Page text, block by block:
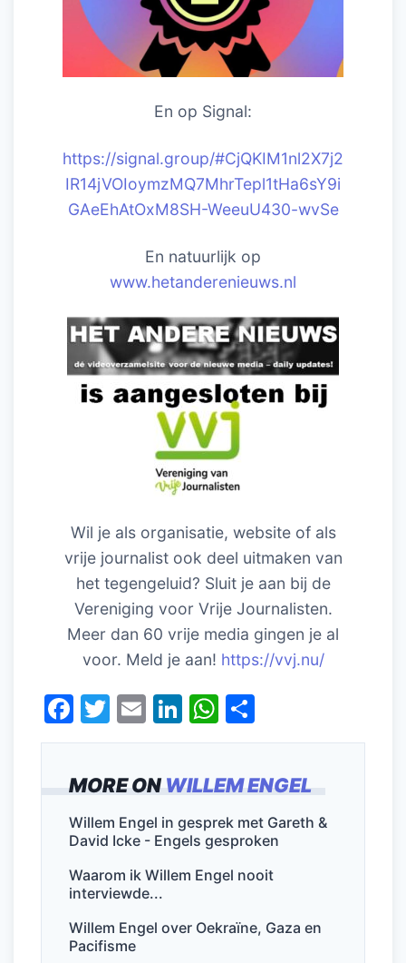
MORE ONWILLEM ENGEL
Willem Engel in gesprek met Gareth &
David Icke - Engels gesproken
Waarom ik Willem Engel nooit
interviewde...
Willem Engel over Oekraïne, Gaza en
Pacifisme
En op Signal:
https://signal.group/#CjQKIM1nl2X7j2
IR14jVOIoymzMQ7MhrTepl1tHa6sY9i
GAeEhAtOxM8SH-WeeuU430-wvSe
En natuurlijk op
www.hetanderenieuws.nl
Wil je als organisatie, website of als
vrije journalist ook deel uitmaken van
het tegengeluid? Sluit je aan bij de
Vereniging voor Vrije Journalisten.
Meer dan 60 vrije media gingen je al
voor. Meld je aan! https://vvj.nu/
F
a
e
b
o
o
T
w
er
E
m
l
Li
n
e
dI
n
W
h
s
A
p
p
el
n